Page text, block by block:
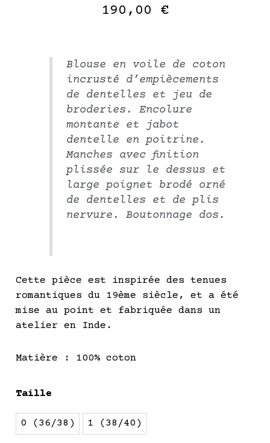
190,00 €
Blouse en voile de coton
incrusté d’empiècements
de dentelles et jeu de
broderies. Encolure
montante et jabot
dentelle en poitrine.
Manches avec finition
plissée sur le dessus et
large poignet brodé orné
de dentelles et de plis
nervure. Boutonnage dos.
Cette pièce est inspirée des tenues
romantiques du 19ème siècle, et a été
mise au point et fabriquée dans un
atelier en Inde.
Matière : 100% coton
Taille
0 (36/38) 1 (38/40)
quantité
KAISY
-